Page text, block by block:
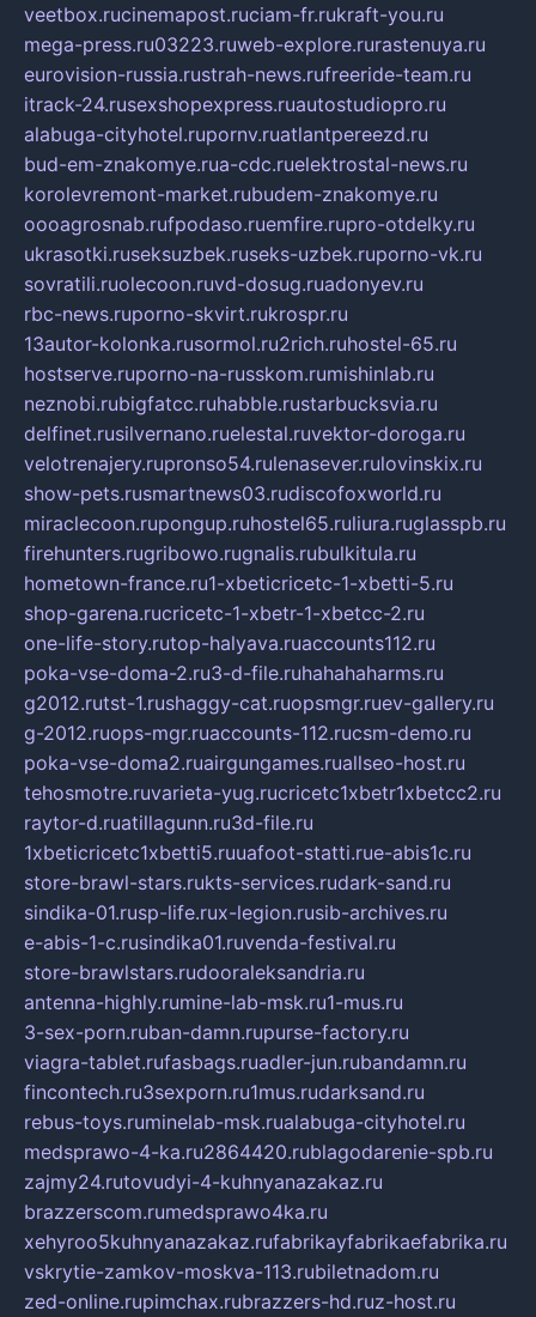
veetbox.rucinemapost.ruciam-fr.rukraft-you.ru
mega-press.ru03223.ruweb-explore.rurastenuya.ru
eurovision-russia.rustrah-news.rufreeride-team.ru
itrack-24.rusexshopexpress.ruautostudiopro.ru
alabuga-cityhotel.rupornv.ruatlantpereezd.ru
bud-em-znakomye.rua-cdc.ruelektrostal-news.ru
korolevremont-market.rubudem-znakomye.ru
oooagrosnab.rufpodaso.ruemfire.rupro-otdelky.ru
ukrasotki.ruseksuzbek.ruseks-uzbek.ruporno-vk.ru
sovratili.ruolecoon.ruvd-dosug.ruadonyev.ru
rbc-news.ruporno-skvirt.rukrospr.ru
13autor-kolonka.rusormol.ru2rich.ruhostel-65.ru
hostserve.ruporno-na-russkom.rumishinlab.ru
neznobi.rubigfatcc.ruhabble.rustarbucksvia.ru
delfinet.rusilvernano.ruelestal.ruvektor-doroga.ru
velotrenajery.rupronso54.rulenasever.rulovinskix.ru
show-pets.rusmartnews03.rudiscofoxworld.ru
miraclecoon.rupongup.ruhostel65.ruliura.ruglasspb.ru
firehunters.rugribowo.rugnalis.rubulkitula.ru
hometown-france.ru1-xbeticricetc-1-xbetti-5.ru
shop-garena.rucricetc-1-xbetr-1-xbetcc-2.ru
one-life-story.rutop-halyava.ruaccounts112.ru
poka-vse-doma-2.ru3-d-file.ruhahahaharms.ru
g2012.rutst-1.rushaggy-cat.ruopsmgr.ruev-gallery.ru
g-2012.ruops-mgr.ruaccounts-112.rucsm-demo.ru
poka-vse-doma2.ruairgungames.ruallseo-host.ru
tehosmotre.ruvarieta-yug.rucricetc1xbetr1xbetcc2.ru
raytor-d.ruatillagunn.ru3d-file.ru
1xbeticricetc1xbetti5.ruuafoot-statti.rue-abis1c.ru
store-brawl-stars.rukts-services.rudark-sand.ru
sindika-01.rusp-life.rux-legion.rusib-archives.ru
e-abis-1-c.rusindika01.ruvenda-festival.ru
store-brawlstars.rudooraleksandria.ru
antenna-highly.rumine-lab-msk.ru1-mus.ru
3-sex-porn.ruban-damn.rupurse-factory.ru
viagra-tablet.rufasbags.ruadler-jun.rubandamn.ru
fincontech.ru3sexporn.ru1mus.rudarksand.ru
rebus-toys.ruminelab-msk.rualabuga-cityhotel.ru
medsprawo-4-ka.ru2864420.rublagodarenie-spb.ru
zajmy24.rutovudyi-4-kuhnyanazakaz.ru
brazzerscom.rumedsprawo4ka.ru
xehyroo5kuhnyanazakaz.rufabrikayfabrikaefabrika.ru
vskrytie-zamkov-moskva-113.rubiletnadom.ru
zed-online.rupimchax.rubrazzers-hd.ruz-host.ru